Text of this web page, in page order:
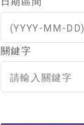
(YYYY-MM-DD)
關鍵字